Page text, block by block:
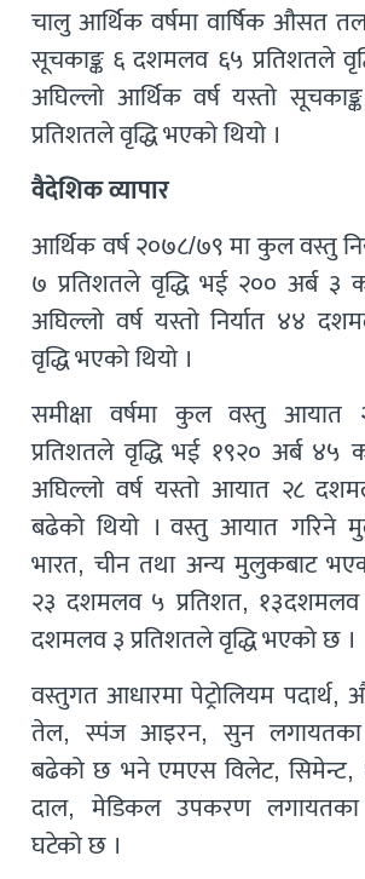
चालु आर्थिक वर्षमा वार्षिक औसत
सूचकाङ्क ६ दशमलव ६५ प्रतिशतले
अघिल्लो आर्थिक वर्ष यस्तो
प्रतिशतले वृद्धि भएको थियो ।
वैदेशिक व्यापार
आर्थिक वर्ष २०७८/७९ मा कुल वस्तु
७ प्रतिशतले वृद्धि भई २०० अर्ब ३
अघिल्लो वर्ष यस्तो निर्यात ४४
वृद्धि भएको थियो ।
समीक्षा वर्षमा कुल वस्तु
प्रतिशतले वृद्धि भई १९२० अर्ब ४५
अघिल्लो वर्ष यस्तो आयात २८
बढेको थियो । वस्तु आयात गरिने
भारत, चीन तथा अन्य मुलुकबाट
२३ दशमलव ५ प्रतिशत, १३दशमलव
दशमलव ३ प्रतिशतले वृद्धि भएको छ ।
वस्तुगत आधारमा पेट्रोलियम पदार्थ,
तेल, स्पंज आइरन, सुन
बढेको छ भने एमएस विलेट, सिमेन्ट,
दाल, मेडिकल उपकरण
घटेको छ ।